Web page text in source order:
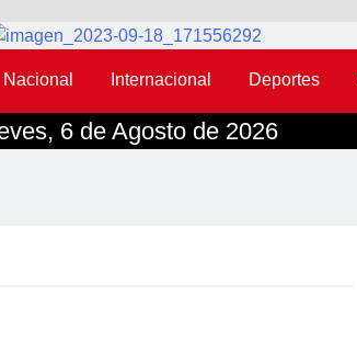
Nacional Internacional Deportes
6 de Agosto de 2026